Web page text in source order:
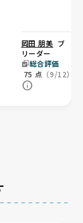
岡田 朋美 ブ
リーダー
総合評価
75 点 （9/12）